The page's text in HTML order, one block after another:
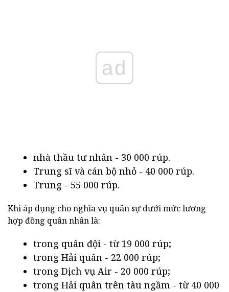
ad
nhà thầu tư nhân - 30 000 rúp.
Trung sĩ và cán bộ nhỏ - 40 000 rúp.
Trung - 55 000 rúp.
Khi áp dụng cho nghĩa vụ quân sự dưới mức lương
hợp đồng quân nhân là:
trong quân đội - từ 19 000 rúp;
trong Hải quân - 22 000 rúp;
trong Dịch vụ Air - 20 000 rúp;
trong Hải quân trên tàu ngầm - từ 40 000